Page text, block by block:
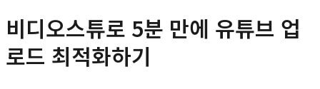
비디오스튜로 5분 만에 유튜브 업
로드 최적화하기